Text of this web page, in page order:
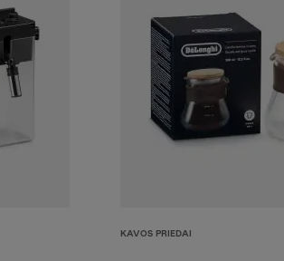
KAVOS PRIEDAI